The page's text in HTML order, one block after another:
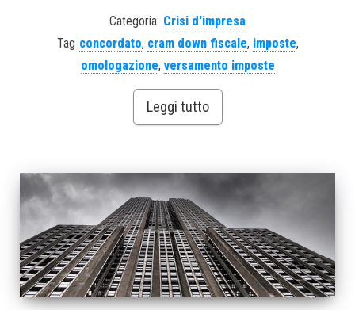
Categoria: Crisi d'impresa
Tag concordato, cram down fiscale, imposte,
omologazione, versamento imposte
Leggi tutto